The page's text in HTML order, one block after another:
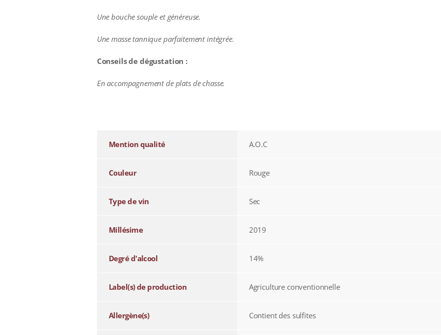
Une bouche souple et généreuse.
Une masse tannique parfaitement intégrée.
Conseils de dégustation :
En accompagnement de plats de chasse.
Mention qualité A.O.C
Couleur Rouge
Type de vin Sec
Millésime 2019
Degré d'alcool 14%
Label(s) de production Agriculture conventionnelle
Allergène(s) Contient des sulfites